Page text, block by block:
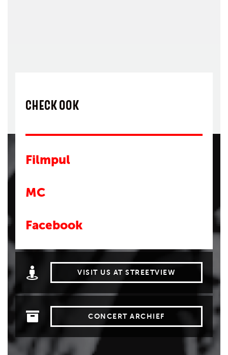
CHECK OOK
Filmpul
MC
Facebook
VISIT US AT STREETVIEW
CONCERT ARCHIEF